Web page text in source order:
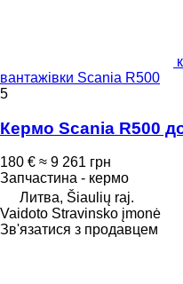
вантажівки Scania R500
5
Кермо Scania R500
180 € ≈ 9 261 грн
Запчастина - кермо
Литва, Šiaulių raj.
Vaidoto Stravinsko įmonė
Зв'язатися з продавцем